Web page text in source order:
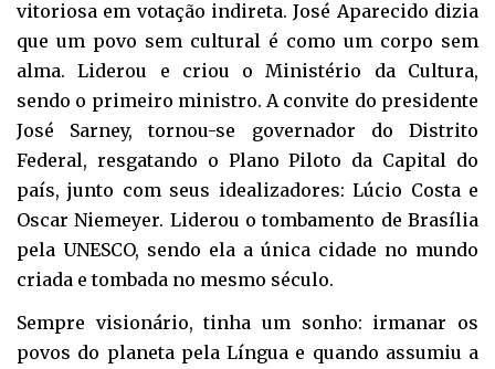
vitoriosa em votação indireta. José Aparecido dizia
que um povo sem cultural é como um corpo sem
alma. Liderou e criou o Ministério da Cultura,
sendo o primeiro ministro. A convite do presidente
José Sarney, tornou-se governador do Distrito
Federal, resgatando o Plano Piloto da Capital do
país, junto com seus idealizadores: Lúcio Costa e
Oscar Niemeyer. Liderou o tombamento de Brasília
pela UNESCO, sendo ela a única cidade no mundo
criada e tombada no mesmo século.
Sempre visionário, tinha um sonho: irmanar os
povos do planeta pela Língua e quando assumiu a